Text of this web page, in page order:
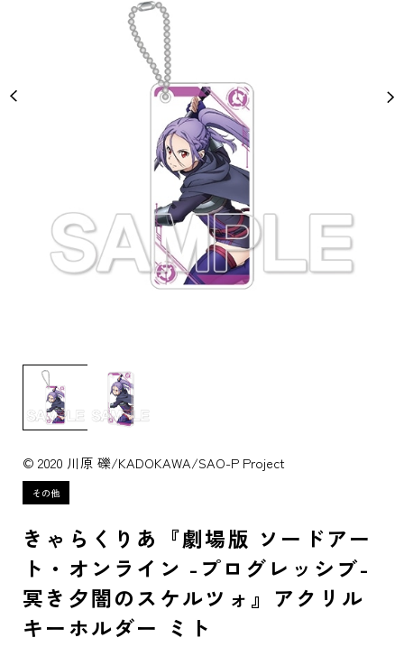
© 2020 川原 礫/KADOKAWA/SAO-P Project
きゃらくりあ『劇場版 ソードアー
ト・オンライン -プログレッシブ-
冥き夕闇のスケルツォ』アクリル
キーホルダー ミト